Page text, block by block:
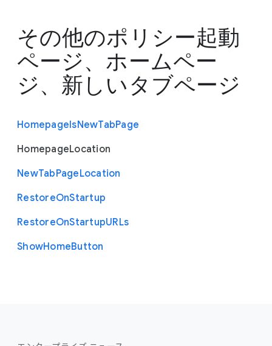
その他のポリシー起動
ページ、ホームペー
ジ、新しいタブページ
HomepageIsNewTabPage
HomepageLocation
NewTabPageLocation
RestoreOnStartup
RestoreOnStartupURLs
ShowHomeButton